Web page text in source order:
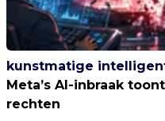
kunstmatige
Meta’s AI-inbraak
rechten